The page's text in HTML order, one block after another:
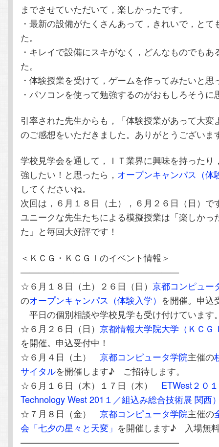
までさせていただいて，楽しかったです。
・最新の設備がたくさんあって，きれいで，とて
た。
・キレイで設備にスキがなく，どんなものでもあ
た。
・体験授業を受けて，ゲームを作ってみたいと思
・パソコンを使って勉強するのがおもしろそうに
引率された先生からも，「体験授業があって大変
のご感想をいただきました。ありがとうございま
学校見学会を通して，ＩＴ業界に興味を持ったり
強したい！と思ったら， オープンキャンパス（体
してくださいね。
次回は，６月１８日（土），６月２６日（日）で
ユニークな先生たちによる模擬授業は「楽しかっ
た」と毎回大好評です！
＜ＫＣＧ・ＫＣＧＩのイベント情報＞
——————————————————
☆６月１８日（土）２６日（日）京都コンピュー
のオープンキャンパス（体験入学） を開催。申込
平日の個別相談や学校見学も受け付けています
☆６月２６日（日）京都情報大学院大学（ＫＣＧ
を開催。申込受付中！
☆６月４日（土）京都コンピュータ学院主催の
サイタルを開催します♪ ご招待します。
☆６月１６日（木）１７日（木） ETWest２０
Technology West 201１／組込み総合技術展 関西
☆７月８日（金）京都コンピュータ学院主催の
会「七夕の星々と天変」 を開催します♪ 入場無
——————————————————